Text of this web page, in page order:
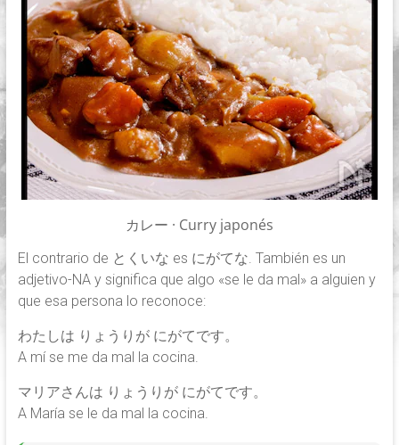
カレー · Curry japonés
El contrario de とくいな es にがてな. También es un
adjetivo-NA y significa que algo «se le da mal» a alguien y
que esa persona lo reconoce:
わたしは りょうりが にがてです。
A mí se me da mal la cocina.
マリアさんは りょうりが にがてです。
A María se le da mal la cocina.